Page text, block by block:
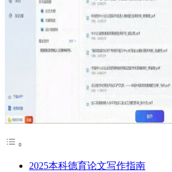
2025本科德育论文写作指南